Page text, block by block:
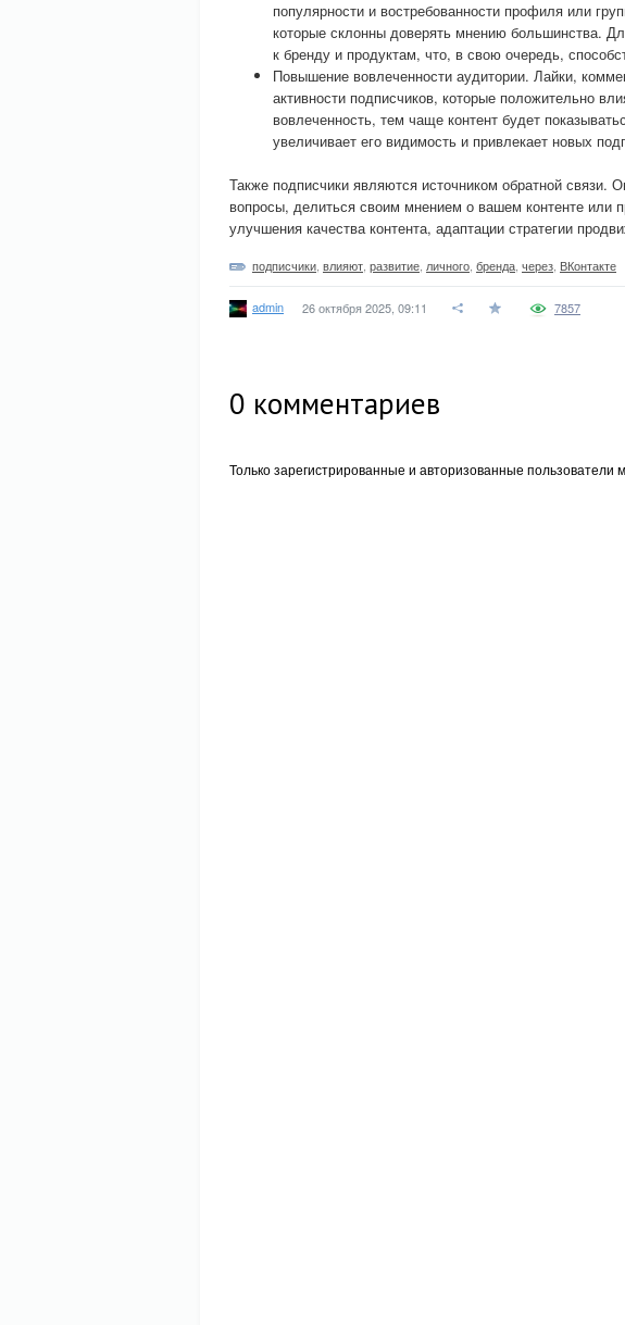
популярности и востребованности профиля или
которые склонны доверять мнению большинства.
к бренду и продуктам, что, в свою очередь,
Повышение вовлеченности аудитории. Лайки,
активности подписчиков, которые положительно
вовлеченность, тем чаще контент будет
увеличивает его видимость и привлекает новых
Также подписчики являются источником обратной связи.
вопросы, делиться своим мнением о вашем контенте или
улучшения качества контента, адаптации стратегии
подписчики влияют развитие личного бренда через ВКонтакте
admin 26 октября 2025, 09:11 7857
0 комментариев
Только зарегистрированные и авторизованные пользователи